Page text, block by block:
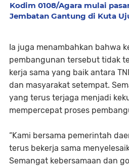
Kodim 0108/Agara mulai
Jembatan Gantung di Kuta
Ia juga menambahkan bahwa
pembangunan tersebut tidak
kerja sama yang baik antara
dan masyarakat setempat.
yang terus terjaga menjadi
mempercepat proses
“Kami bersama pemerintah
terus bekerja sama
Semangat kebersamaan dan